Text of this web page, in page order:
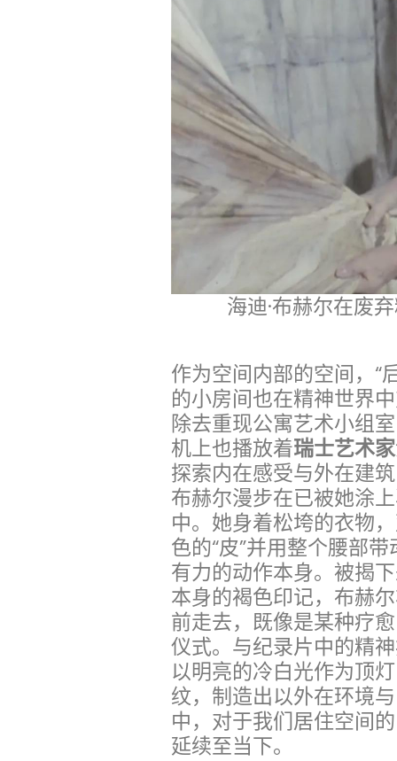
海迪·布赫尔在废
作为空间内部的空间，“
的小房间也在精神世界
除去重现公寓艺术小组
机上也播放着瑞士艺术
探索内在感受与外在建
布赫尔漫步在已被她涂
中。她身着松垮的衣物
色的“皮”并用整个腰部
有力的动作本身。被揭
本身的褐色印记，布赫
前走去，既像是某种疗
仪式。与纪录片中的精
以明亮的冷白光作为顶
纹，制造出以外在环境
中，对于我们居住空间
延续至当下。